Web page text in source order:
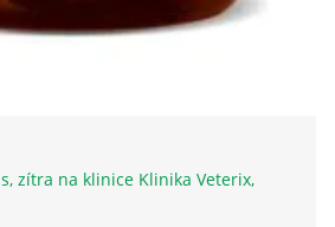
zítra na klinice Klinika Veterix,